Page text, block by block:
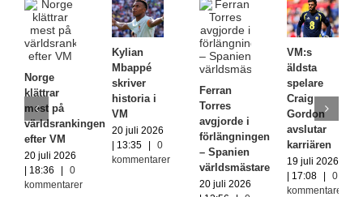
Norge
klättrar
mest på
världsrankingen
efter VM
20 juli 2026
| 18:36
|
0
kommentarer
Kylian
Mbappé
skriver
historia i
VM
20 juli 2026
| 13:35
|
0
kommentarer
Ferran
Torres
avgjorde i
förlängningen
– Spanien
världsmästare
20 juli 2026
VM:s
äldsta
spelare
Craig
Gordon
avslutar
karriären
19 juli 2026
| 17:08
|
0
kommentarer